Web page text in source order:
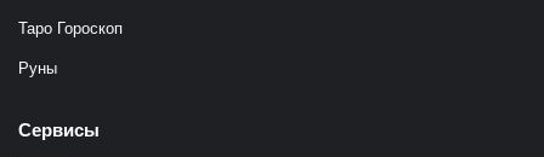
Таро Гороскоп
Руны
Сервисы